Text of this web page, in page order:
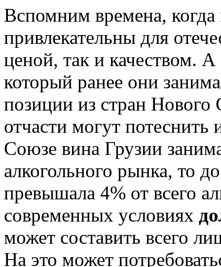
Вспомним времена,
привлекательны для
ценой, так и качеством. А
который ранее они
позиции из стран
отчасти могут
Союзе вина Грузии
алкогольного рынка, то
превышала 4% от всего
современных условиях
может составить всего
На это может